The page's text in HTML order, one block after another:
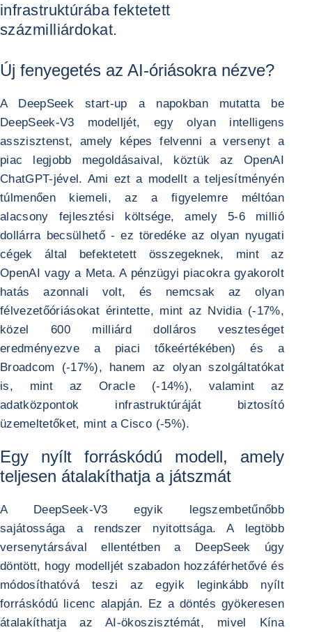
infrastruktúrába fektetett
százmilliárdokat.
Új fenyegetés az AI-óriásokra nézve?
A DeepSeek start-up a napokban mutatta be
DeepSeek-V3 modelljét, egy olyan intelligens
asszisztenst, amely képes felvenni a versenyt a
piac legjobb megoldásaival, köztük az OpenAI
ChatGPT-jével. Ami ezt a modellt a teljesítményén
túlmenően kiemeli, az a figyelemre méltóan
alacsony fejlesztési költsége, amely 5-6 millió
dollárra becsülhető - ez töredéke az olyan nyugati
cégek által befektetett összegeknek, mint az
OpenAI vagy a Meta. A pénzügyi piacokra gyakorolt
hatás azonnali volt, és nemcsak az olyan
félvezetőóriásokat érintette, mint az Nvidia (-17%,
közel 600 milliárd dolláros veszteséget
eredményezve a piaci tőkeértékében) és a
Broadcom (-17%), hanem az olyan szolgáltatókat
is, mint az Oracle (-14%), valamint az
adatközpontok infrastruktúráját biztosító
üzemeltetőket, mint a Cisco (-5%).
Egy nyílt forráskódú modell, amely
teljesen átalakíthatja a játszmát
A DeepSeek-V3 egyik legszembetűnőbb
sajátossága a rendszer nyitottsága. A legtöbb
versenytársával ellentétben a DeepSeek úgy
döntött, hogy modelljét szabadon hozzáférhetővé és
módosíthatóvá teszi az egyik leginkább nyílt
forráskódú licenc alapján. Ez a döntés gyökeresen
átalakíthatja az AI-ökoszisztémát, mivel Kína